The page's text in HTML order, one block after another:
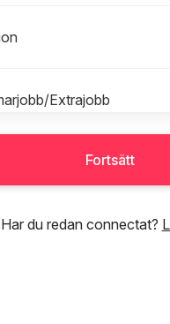
Extrajobb
Fortsätt
Har du redan connectat?